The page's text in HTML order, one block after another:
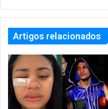
Artigos relacionados